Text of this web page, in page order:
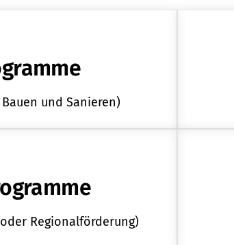
und Sanieren)
Regionalförderung)